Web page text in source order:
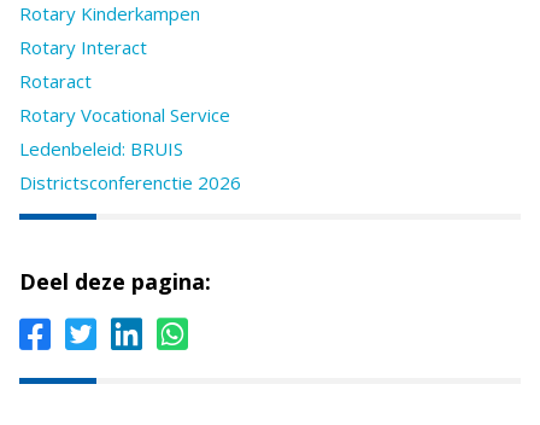
Rotary Kinderkampen
Rotary Interact
Rotaract
Rotary Vocational Service
Ledenbeleid: BRUIS
Districtsconferenctie 2026
Deel deze pagina: